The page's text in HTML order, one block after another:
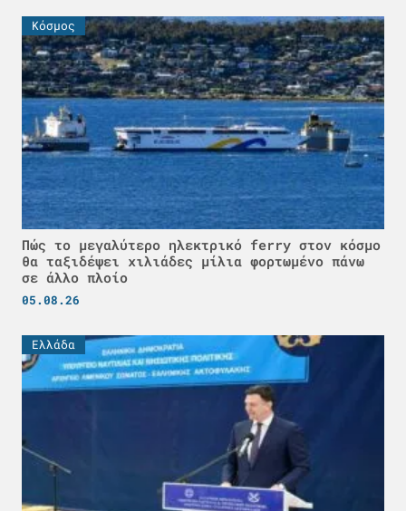
Κόσμος
Πώς το μεγαλύτερο ηλεκτρικό ferry στον κόσμο
θα ταξιδέψει χιλιάδες μίλια φορτωμένο πάνω
σε άλλο πλοίο
05.08.26
Ελλάδα